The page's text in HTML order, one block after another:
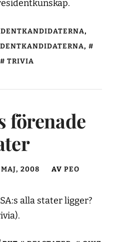
,
,
TRIVIA
förenade
2008 AV PEO
alla stater ligger?